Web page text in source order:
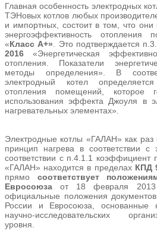
Главная особенность электродных
ТЭНовых котлов любых
и импортных, состоит в том, что
энергоэффективность отопления
«Класс А+» . Это подтверждается
2016 «Энергетическая
отопления. Показатели
методы определения». В
электродный котел
отопления помещений, которое
использования эффекта Джоуля в
нагревательных элементах».
Электродные котлы «ГАЛАН» как раз
принцип нагрева в соответствии
соответствии с п.4.1.1 коэффициент
«ГАЛАН» находится в пределах КПД
прямо соответствует
Евросоюза от 18 февраля 2013
официальные положения документов
России и Евросоюза, основанные
научно-исследовательских
уровня.